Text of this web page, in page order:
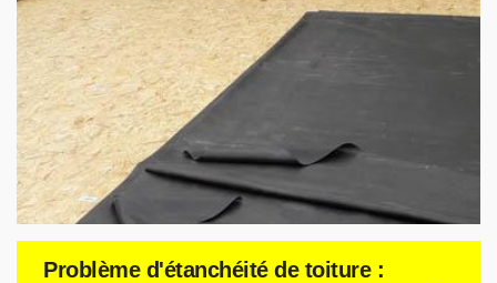
Problème d'étanchéité de toiture :